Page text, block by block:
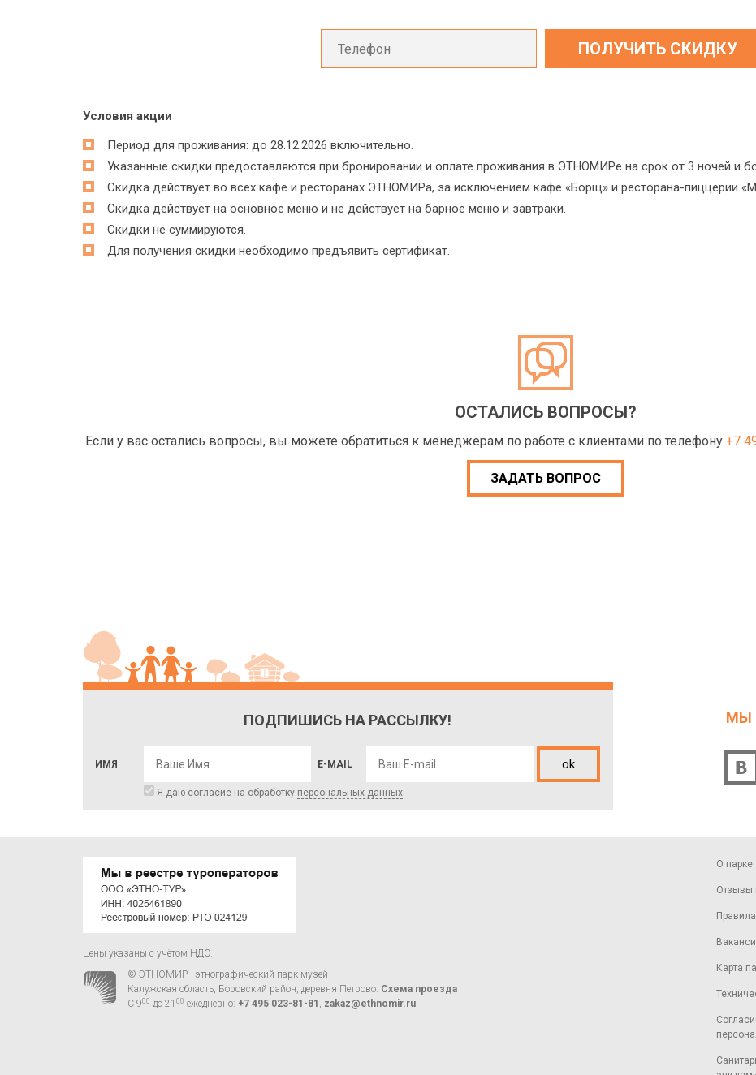
Условия акции
Период для проживания: до 28.12.2026 включительно.
Указанные скидки предоставляются при бронировании и оплате проживания в ЭТНОМИРе на срок от 3 ночей и
Скидка действует во всех кафе и ресторанах ЭТНОМИРа, за исключением кафе «Борщ» и ресторана-пиццерии
Скидка действует на основное меню и не действует на барное меню и завтраки.
Скидки не суммируются.
Для получения скидки необходимо предъявить сертификат.
ОСТАЛИСЬ ВОПРОСЫ?
Если у вас остались вопросы, вы можете обратиться к менеджерам по работе с клиентами по телефону +7
ЗАДАТЬ ВОПРОС
ПОДПИШИСЬ НА РАССЫЛКУ!
ИМЯ E-MAIL ok
Я даю согласие на обработку персональных данных
МЫ
О парке
Отзывы
Карта
Цены указаны с учётом НДС.
© ЭТНОМИР - этнографический парк-музей
Калужская область, Боровский район, деревня Петрово. Схема проезда
С 900 до 21 00 ежедневно: +7 495 023-81-81 , zakaz@ethnomir.ru